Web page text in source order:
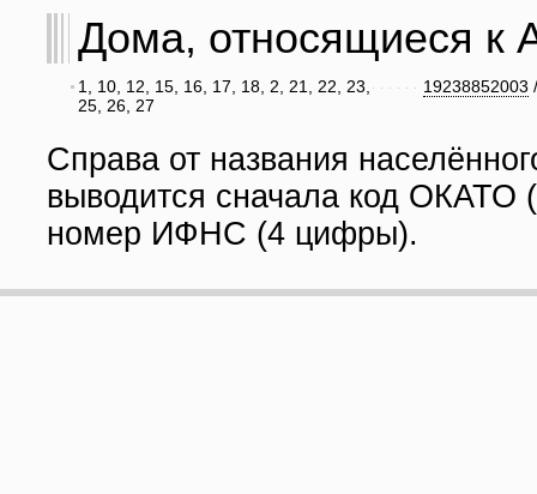
Дома, относящиеся к
19238852003
1, 10, 12, 15, 16, 17, 18, 2, 21, 22, 23,
25, 26, 27
Справа от названия
выводится сначала код ОКАТО
номер ИФНС (4 цифры).